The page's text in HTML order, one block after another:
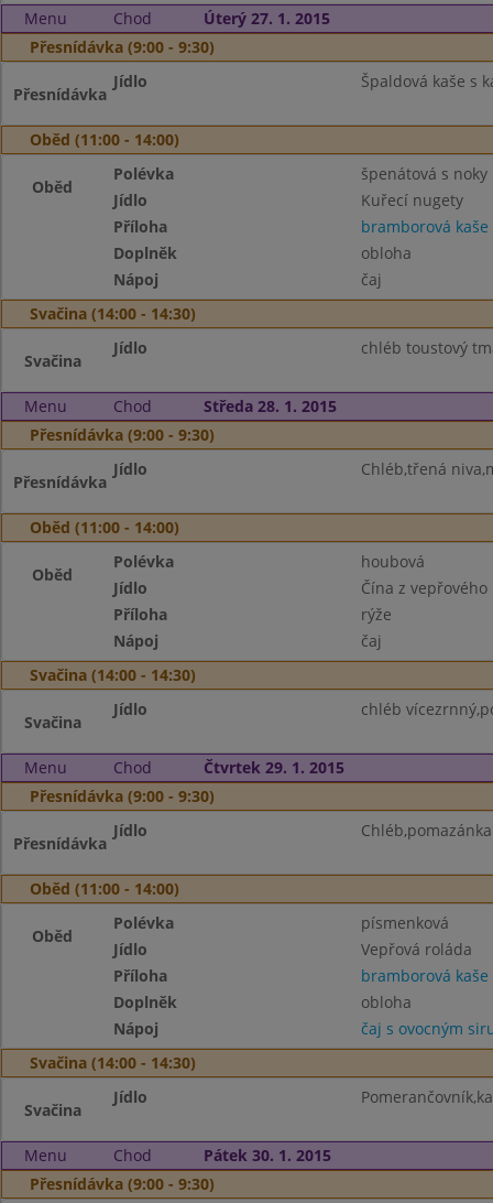
Menu Chod
Úterý 27. 1. 2015
Přesnídávka (9:00 - 9:30)
Přesnídávka
Jídlo Špaldová kaše s
Oběd (11:00 - 14:00)
Oběd
Polévka
špenátová s noky
Jídlo
Kuřecí nugety
Příloha
bramborová kaše
Doplněk
obloha
Nápoj
čaj
Svačina (14:00 - 14:30)
Svačina
Jídlo chléb toustový
Menu Chod
Středa 28. 1. 2015
Přesnídávka (9:00 - 9:30)
Přesnídávka
Jídlo Chléb,třená
Oběd (11:00 - 14:00)
Oběd
Polévka
houbová
Jídlo
Čína z vepřového
Příloha
rýže
Nápoj
čaj
Svačina (14:00 - 14:30)
Svačina
Jídlo chléb
Menu Chod
Čtvrtek 29. 1. 2015
Přesnídávka (9:00 - 9:30)
Přesnídávka
Jídlo
Oběd (11:00 - 14:00)
Oběd
Polévka
písmenková
Jídlo
Vepřová roláda
Příloha
bramborová kaše
Doplněk
obloha
Nápoj
čaj s ovocným
Svačina (14:00 - 14:30)
Svačina
Jídlo
Menu Chod
Pátek 30. 1. 2015
Přesnídávka (9:00 - 9:30)